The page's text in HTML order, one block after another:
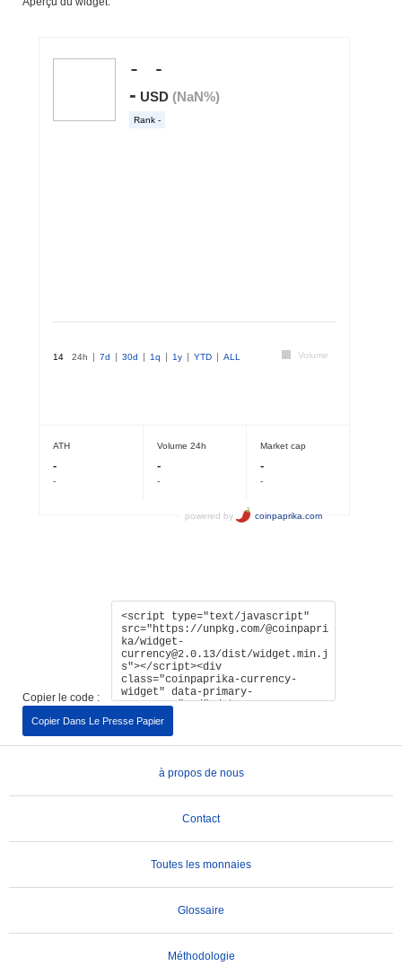
Copier le code :
Copier Dans Le Presse Papier
à propos de nous
Contact
Toutes les monnaies
Glossaire
Méthodologie